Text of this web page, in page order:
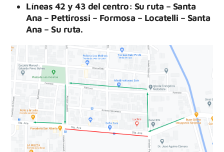
Líneas 42 y 43 del centro: Su ruta – Santa
Ana – Pettirossi – Formosa – Locatelli – Santa
Ana – Su ruta.